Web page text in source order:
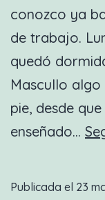
conozco ya
de trabajo.
quedó
Mascullo
pie, desde
enseñado…
Publicada el 23